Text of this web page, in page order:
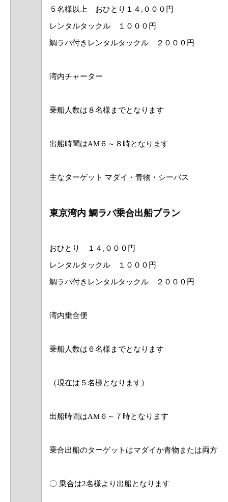
５名様以上 おひとり１４,０００円
レンタルタックル １０００円
​鯛ラバ付きレンタルタックル ２０００円
湾内チャーター
​​乗船人数は８名様までとなります
出船時間はAM６～８時となります
主なターゲット マダイ・青物・シーバス
東京湾内 鯛ラバ乗合出船プラン
おひとり １４,０００円
レンタルタックル １０００円
​鯛ラバ付きレンタルタックル ２０００円
湾内乗合便
乗船人数は６名様までとなります
（現在は ５名様となります）
出船時間はAM６～７時となります
乗合出船のターゲットはマダイか青物または両方と
​〇 乗合は2名様より出船となります